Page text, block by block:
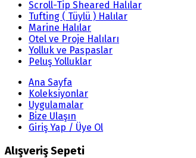
Scroll-Tip Sheared Halılar
Tufting ( Tüylü ) Halılar
Marine Halılar
Otel ve Proje Halıları
Yolluk ve Paspaslar
Peluş Yolluklar
Ana Sayfa
Koleksiyonlar
Uygulamalar
Bize Ulaşın
Giriş Yap / Üye Ol
Alışveriş Sepeti